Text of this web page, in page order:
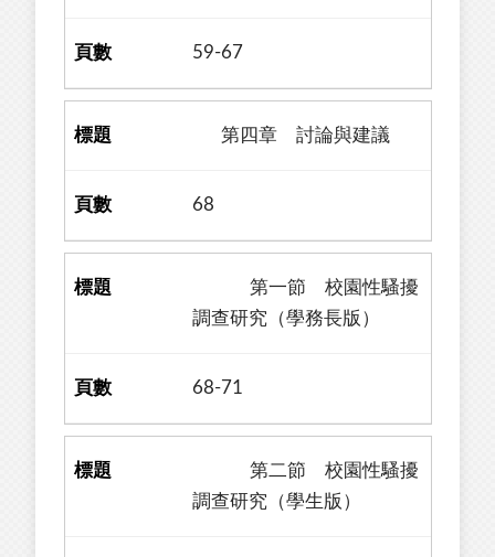
59-67
第四章 討論與建議
68
第一節 校園性騷擾
調查研究（學務長版）
68-71
第二節 校園性騷擾
調查研究（學生版）